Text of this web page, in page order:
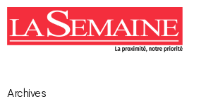
Archives